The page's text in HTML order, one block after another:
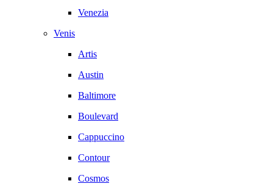
Venezia
Venis
Artis
Austin
Baltimore
Boulevard
Cappuccino
Contour
Cosmos